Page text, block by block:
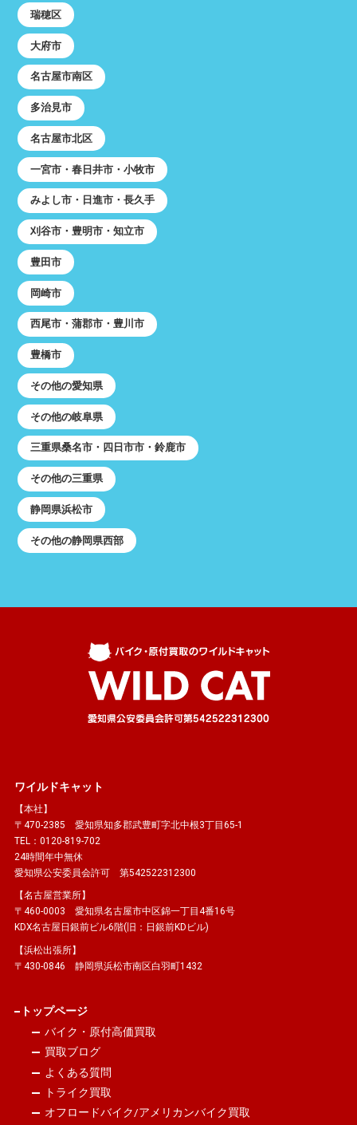
瑞穂区
大府市
名古屋市南区
多治見市
名古屋市北区
一宮市・春日井市・小牧市
みよし市・日進市・長久手
刈谷市・豊明市・知立市
豊田市
岡崎市
西尾市・蒲郡市・豊川市
豊橋市
その他の愛知県
その他の岐阜県
三重県桑名市・四日市市・鈴鹿市
その他の三重県
静岡県浜松市
その他の静岡県西部
ワイルドキャット
【本社】
〒470-2385 愛知県知多郡武豊町字北中根3丁目65-1
TEL：0120-819-702
24時間年中無休
愛知県公安委員会許可 第542522312300
【名古屋営業所】
〒460-0003 愛知県名古屋市中区錦一丁目4番16号
KDX名古屋日銀前ビル6階(旧：日銀前KDビル)
【浜松出張所】
〒430-0846 静岡県浜松市南区白羽町1432
トップページ
バイク・原付高価買取
買取ブログ
よくある質問
トライク買取
オフロードバイク/アメリカンバイク買取